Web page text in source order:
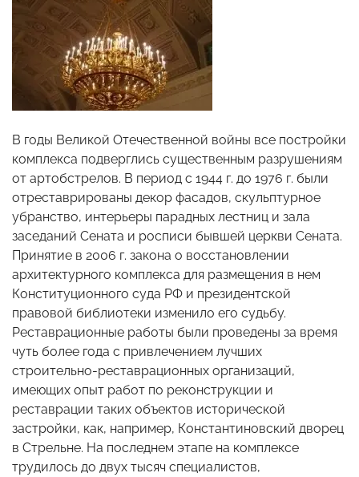
В годы Великой Отечественной войны все постройки
комплекса подверглись существенным разрушениям
от артобстрелов. В период с 1944 г. до 1976 г. были
отреставрированы декор фасадов, скульптурное
убранство, интерьеры парадных лестниц и зала
заседаний Сената и росписи бывшей церкви Сената.
Принятие в 2006 г. закона о восстановлении
архитектурного комплекса для размещения в нем
Конституционного суда РФ и президентской
правовой библиотеки изменило его судьбу.
Реставрационные работы были проведены за время
чуть более года с привлечением лучших
строительно-реставрационных организаций,
имеющих опыт работ по реконструкции и
реставрации таких объектов исторической
застройки, как, например, Константиновский дворец
в Стрельне. На последнем этапе на комплексе
трудилось до двух тысяч специалистов,